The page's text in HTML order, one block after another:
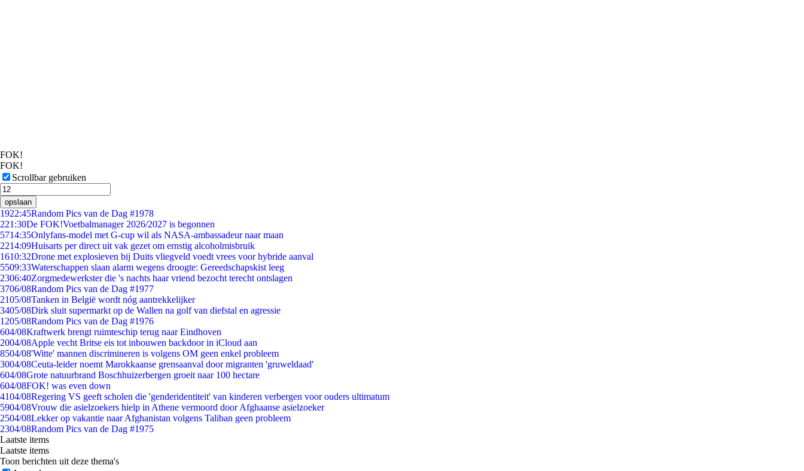
FOK!
FOK!
Scrollbar gebruiken
opslaan
1922:45Random Pics van de Dag #1978
221:30De FOK!Voetbalmanager 2026/2027 is begonnen
5714:35Onlyfans-model met G-cup wil als NASA-ambassadeur naar maan
2214:09Huisarts per direct uit vak gezet om ernstig alcoholmisbruik
1610:32Drone met explosieven bij Duits vliegveld voedt vrees voor hybride aanval
5509:33Waterschappen slaan alarm wegens droogte: Gereedschapskist leeg
2306:40Zorgmedewerkster die 's nachts haar vriend bezocht terecht ontslagen
3706/08Random Pics van de Dag #1977
2105/08Tanken in België wordt nóg aantrekkelijker
3405/08Dirk sluit supermarkt op de Wallen na golf van diefstal en agressie
1205/08Random Pics van de Dag #1976
604/08Kraftwerk brengt ruimteschip terug naar Eindhoven
2004/08Apple vecht Britse eis tot inbouwen backdoor in iCloud aan
8504/08'Witte' mannen discrimineren is volgens OM geen enkel probleem
3004/08Ceuta-leider noemt Marokkaanse grensaanval door migranten 'gruweldaad'
604/08Grote natuurbrand Boschhuizerbergen groeit naar 100 hectare
604/08FOK! was even down
4104/08Regering VS geeft scholen die 'genderidentiteit' van kinderen verbergen voor ouders ultimatum
5904/08Vrouw die asielzoekers hielp in Athene vermoord door Afghaanse asielzoeker
2504/08Lekker op vakantie naar Afghanistan volgens Taliban geen probleem
2304/08Random Pics van de Dag #1975
Laatste items
Laatste items
Toon berichten uit deze thema's